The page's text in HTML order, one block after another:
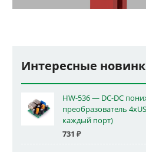
Интересные
HW-536 — DC-DC
преобразователь
каждый порт)
731 ₽